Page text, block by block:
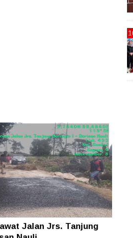
Jalan Jrs. Tanjung